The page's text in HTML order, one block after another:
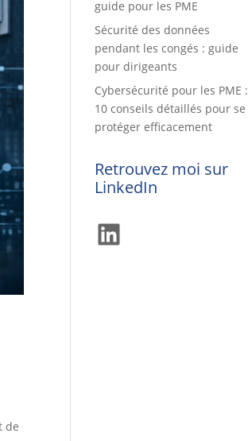
de
guide pour les PME
Sécurité des données
pendant les congés : guide
pour dirigeants
Cybersécurité pour les PME :
10 conseils détaillés pour se
protéger efficacement
Retrouvez moi sur
LinkedIn
LinkedIn